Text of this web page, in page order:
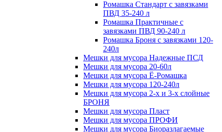
Ромашка Стандарт с завязками
ПВД 35-240 л
Ромашка Практичные с
завязками ПВД 90-240 л
Ромашка Броня с завязками 120-
240л
Мешки для мусора Надежные ПСД
Мешки для мусора 20-60л
Мешки для мусора Ё-Ромашка
Мешки для мусора 120-240л
Мешки для мусора 2-х и 3-х слойные
БРОНЯ
Мешки для мусора Пласт
Мешки для мусора ПРОФИ
Мешки для мусора Биоразлагаемые